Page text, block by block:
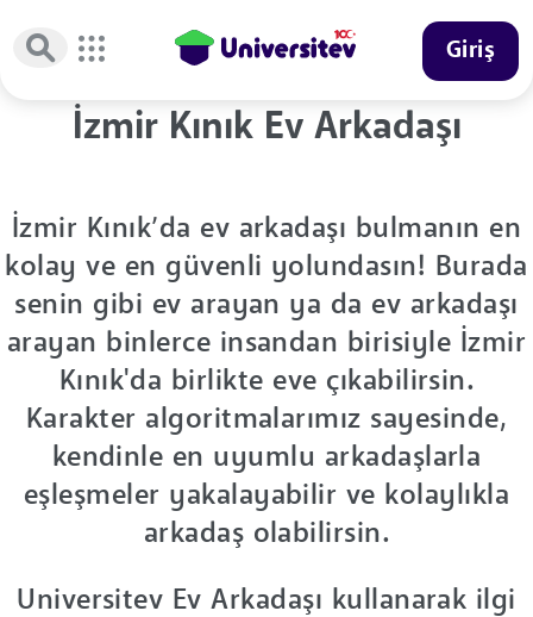
Giriş
İzmir Kınık Ev Arkadaşı
İzmir Kınık’da ev arkadaşı bulmanın en
kolay ve en güvenli yolundasın! Burada
senin gibi ev arayan ya da ev arkadaşı
arayan binlerce insandan birisiyle İzmir
Kınık'da birlikte eve çıkabilirsin.
Karakter algoritmalarımız sayesinde,
kendinle en uyumlu arkadaşlarla
eşleşmeler yakalayabilir ve kolaylıkla
arkadaş olabilirsin.
Universitev Ev Arkadaşı kullanarak ilgi